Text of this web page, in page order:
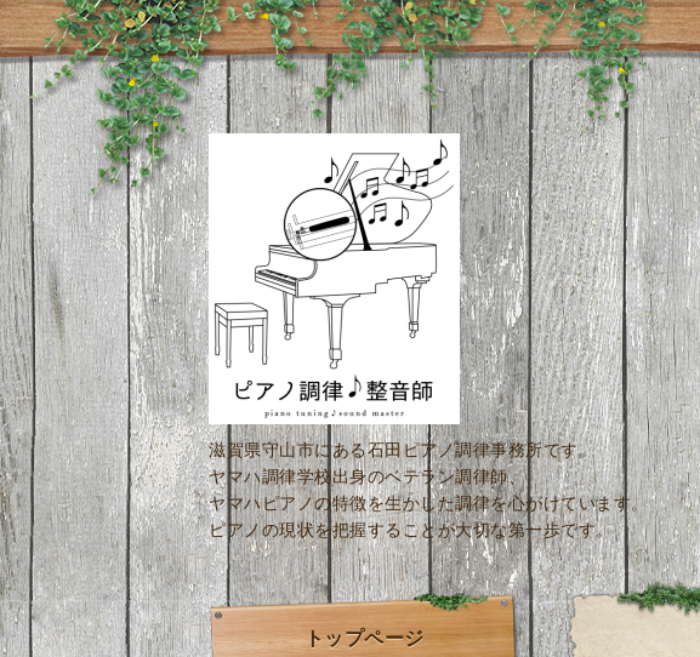
滋賀県守山市にある石田ピアノ調律事務所です。
ヤマハ調律学校出身のベテラン調律師、
ヤマハピアノの特徴を生かした調律を心がけています。
ピアノの現状を把握することが大切な第一歩です。
トップページ